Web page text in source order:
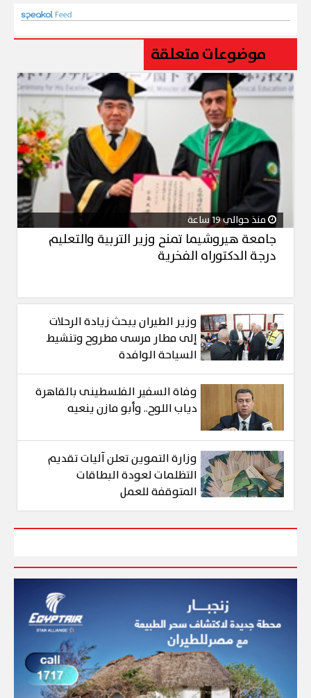
موضوعات متعلقة
منذ حوالي 19 ساعة
جامعة هيروشيما تمنح وزير التربية والتعليم
درجة الدكتوراه الفخرية
وزير الطيران يبحث زيادة الرحلات
إلى مطار مرسى مطروح وتنشيط
السياحة الوافدة
وفاة السفير الفلسطينى بالقاهرة
دياب اللوح.. وأبو مازن ينعيه
وزارة التموين تعلن آليات تقديم
التظلمات لعودة البطاقات
المتوقفة للعمل